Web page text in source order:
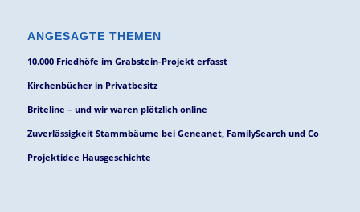
ANGESAGTE THEMEN
10.000 Friedhöfe im Grabstein-Projekt erfasst
Kirchenbücher in Privatbesitz
Briteline – und wir waren plötzlich online
Zuverlässigkeit Stammbäume bei Geneanet, FamilySearch und Co
Projektidee Hausgeschichte